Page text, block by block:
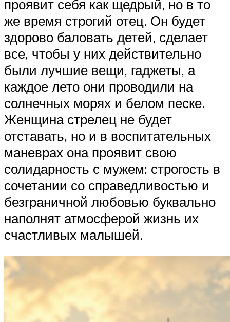
проявит себя как щедрый, но в то
же время строгий отец. Он будет
здорово баловать детей, сделает
все, чтобы у них действительно
были лучшие вещи, гаджеты, а
каждое лето они проводили на
солнечных морях и белом песке.
Женщина стрелец не будет
отставать, но и в воспитательных
маневрах она проявит свою
солидарность с мужем: строгость в
сочетании со справедливостью и
безграничной любовью буквально
наполнят атмосферой жизнь их
счастливых малышей.